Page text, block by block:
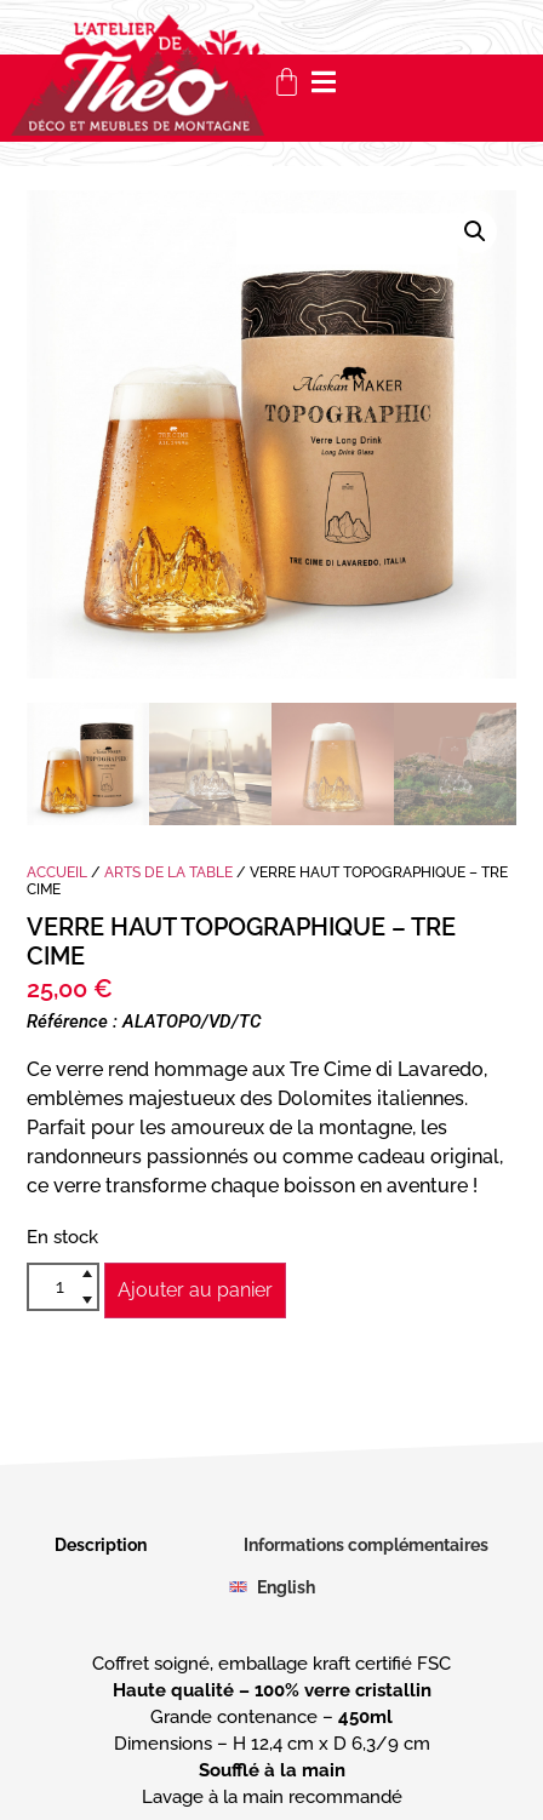
ACCUEIL /ARTS DE LA TABLE / VERRE HAUT TOPOGRAPHIQUE – TRE
CIME
VERRE HAUT TOPOGRAPHIQUE – TRE
CIME
25,00 €
Référence : ALATOPO/VD/TC
Ce verre rend hommage aux Tre Cime di Lavaredo,
emblèmes majestueux des Dolomites italiennes.
Parfait pour les amoureux de la montagne, les
randonneurs passionnés ou comme cadeau original,
ce verre transforme chaque boisson en aventure !
En stock
Ajouter au panier
Description Informations complémentaires
English
Haute qualité – 100% verre cristallin
Grande contenance – 450ml
Soufflé à la main
Lavage à la main recommandé